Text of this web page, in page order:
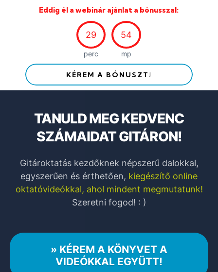
Eddig él a webinár ajánlat a bónusszal:
29
perc
52
mp
KÉREM A BÓNUSZT!
TANULD MEG KEDVENC
SZÁMAIDAT GITÁRON!
Gitároktatás kezdőknek népszerű dalokkal,
egyszerűen és érthetően, kiegészítő online
oktatóvideókkal, ahol mindent megmutatunk!
Szeretni fogod! : )
» KÉREM A KÖNYVET A
VIDEÓKKAL EGYÜTT!